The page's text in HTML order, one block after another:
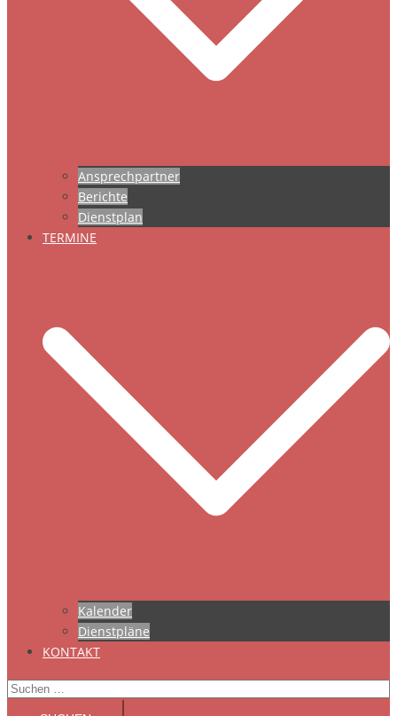
Ansprechpartner
Berichte
Dienstplan
TERMINE
Kalender
Dienstpläne
KONTAKT
Suchen
nach: